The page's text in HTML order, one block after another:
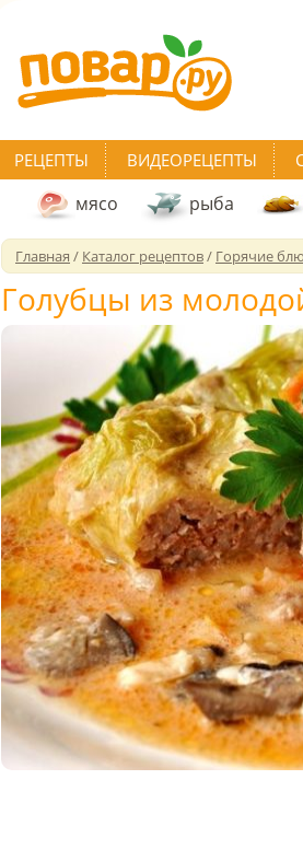
РЕЦЕПТЫ ВИДЕОРЕЦЕПТЫ
мясо рыба
Главная / Каталог рецептов/ Горячие
Голубцы из